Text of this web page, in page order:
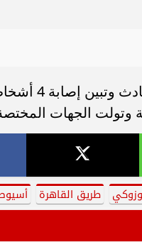
وانتقلت قوة من الشرطة
وتولت الجهات
طريق القاهرة